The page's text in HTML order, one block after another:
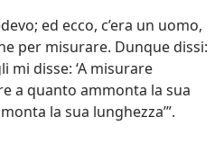
ed ecco, c’era un uomo,
per misurare. Dunque dissi:
mi disse: ‘A misurare
a quanto ammonta la sua
la sua lunghezza’”.